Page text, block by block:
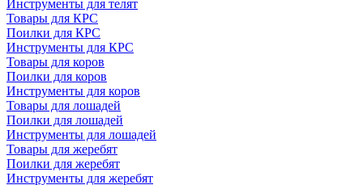
Инструменты для телят
Товары для КРС
Поилки для КРС
Инструменты для КРС
Товары для коров
Поилки для коров
Инструменты для коров
Товары для лошадей
Поилки для лошадей
Инструменты для лошадей
Товары для жеребят
Поилки для жеребят
Инструменты для жеребят